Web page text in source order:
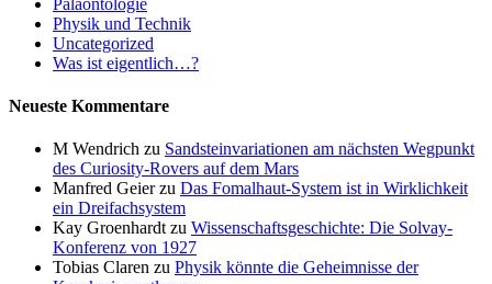
Physik und Technik
Uncategorized
Was ist eigentlich…?
Neueste Kommentare
M Wendrich zu Sandsteinvariationen am nächsten Wegpunkt
des Curiosity-Rovers auf dem Mars
Manfred Geierzu Das Fomalhaut-System ist in Wirklichkeit
ein Dreifachsystem
Kay Groenhardt zu Wissenschaftsgeschichte: Die Solvay-
Konferenz von 1927
Tobias Claren zu Physik könnte die Geheimnisse der